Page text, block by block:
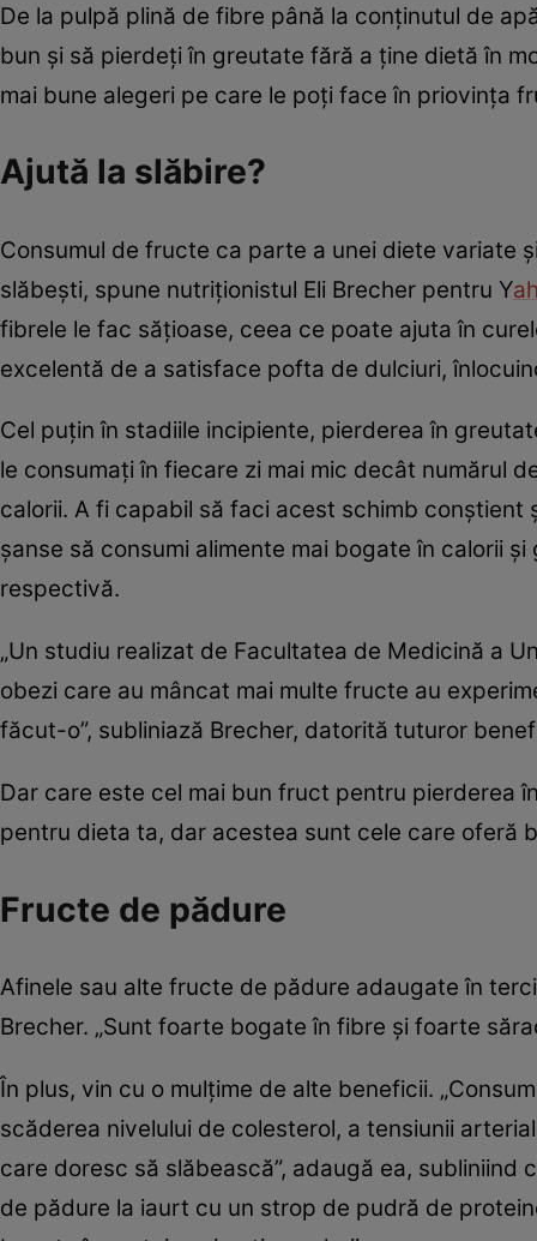
De la pulpă plină de fibre până la conținutul de
bun și să pierdeți în greutate fără a ține dietă în
mai bune alegeri pe care le poți face în priovința
Ajută la slăbire?
Consumul de fructe ca parte a unei diete variate
slăbești, spune nutriționistul Eli Brecher pentru Y
fibrele le fac sățioase, ceea ce poate ajuta în
excelentă de a satisface pofta de dulciuri,
Cel puțin în stadiile incipiente, pierderea în
le consumați în fiecare zi mai mic decât numărul
calorii. A fi capabil să faci acest schimb conștient
șanse să consumi alimente mai bogate în calorii
respectivă.
„Un studiu realizat de Facultatea de Medicină a
obezi care au mâncat mai multe fructe au
făcut-o”, subliniază Brecher, datorită tuturor
Dar care este cel mai bun fruct pentru pierderea
pentru dieta ta, dar acestea sunt cele care oferă
Fructe de pădure
Afinele sau alte fructe de pădure adaugate în
Brecher. „Sunt foarte bogate în fibre și foarte
În plus, vin cu o mulțime de alte beneficii.
scăderea nivelului de colesterol, a tensiunii
care doresc să slăbească”, adaugă ea,
de pădure la iaurt cu un strop de pudră de